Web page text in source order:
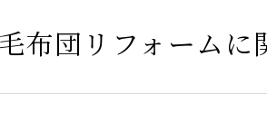
布団リフォームに